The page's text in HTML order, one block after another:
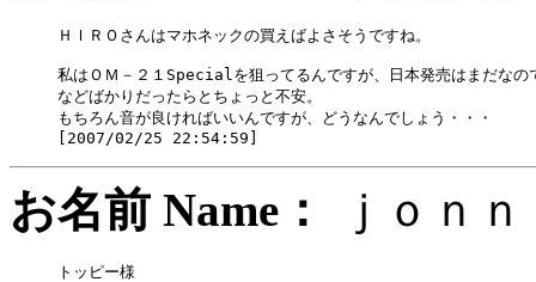
ＨＩＲＯさんはマホネックの買えばよさそうですね。
私はＯＭ－２１Specialを狙ってるんですが、日本発売はまだなの
などばかりだったらとちょっと不安。
もちろん音が良ければいいんですが、どうなんでしょう・・・
お名前 Name： ｊｏ
トッピー様